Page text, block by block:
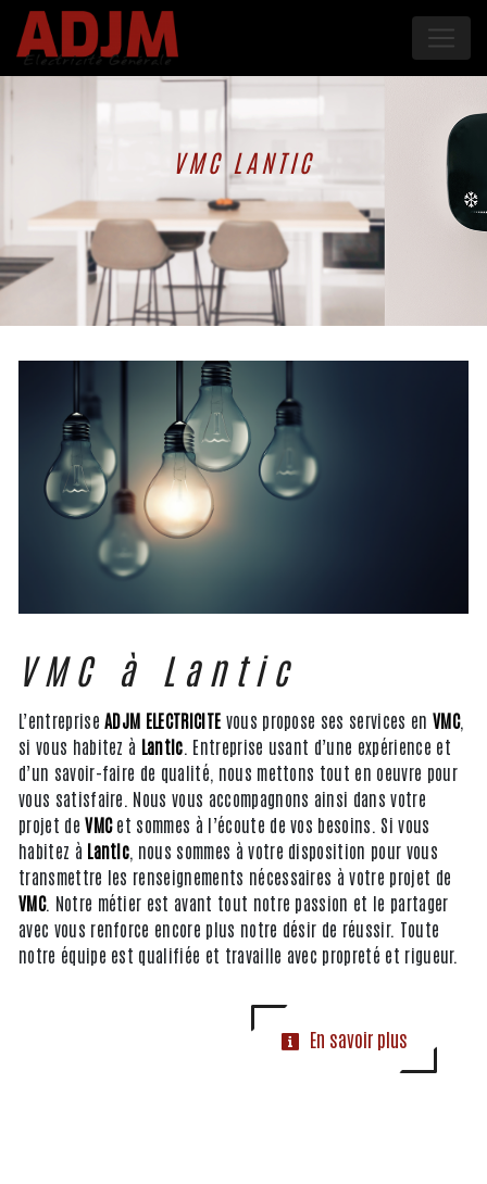
VMC LANTIC
VMC à Lantic
L’entrepriseADJM ELECTRICITE vous propose ses services en VMC,
si vous habitez à Lantic . Entreprise usant d’une expérience et
d’un savoir-faire de qualité, nous mettons tout en oeuvre pour
vous satisfaire. Nous vous accompagnons ainsi dans votre
projet deVMCet sommes à l’écoute de vos besoins. Si vous
habitez à Lantic , nous sommes à votre disposition pour vous
transmettre les renseignements nécessaires à votre projet de
VMC. Notre métier est avant tout notre passion et le partager
avec vous renforce encore plus notre désir de réussir. Toute
notre équipe est qualifiée et travaille avec propreté et rigueur.
En savoir plus
Panneau de gestion des cookies